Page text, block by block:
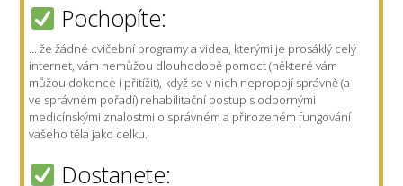
Pochopíte:
... že žádné cvičební programy a videa, kterými je prosáklý celý
internet, vám nemůžou dlouhodobě pomoct (některé vám
můžou dokonce i přitížit), když se v nich nepropojí správně (a
ve správném pořadí) rehabilitační postup s odbornými
medicínskými znalostmi o správném a přirozeném fungování
vašeho těla jako celku.
Dostanete: